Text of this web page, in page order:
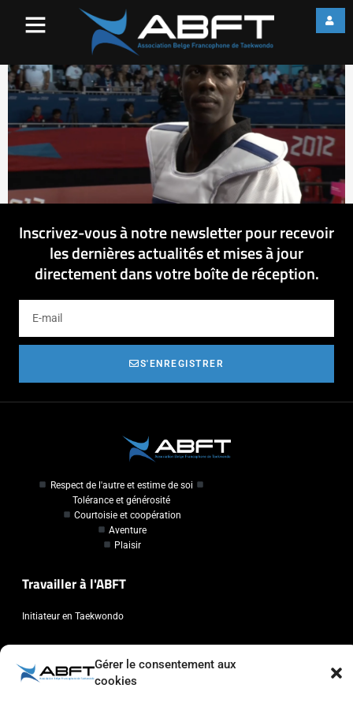
Gérer le consentement aux
cookies
Inscrivez-vous à notre newsletter pour recevoir
les dernières actualités et mises à jour
directement dans votre boîte de réception.
S'ENREGISTRER
Respect de l'autre et estime de soi
Tolérance et générosité
Courtoisie et coopération
Aventure
Plaisir
Travailler à l'ABFT
Initiateur en Taekwondo
Association Belge Francophone de Taekwondo